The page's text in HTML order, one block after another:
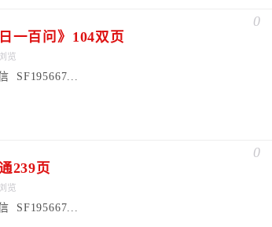
0
一百问》104双页
览
SF195667...
0
239页
览
SF195667...